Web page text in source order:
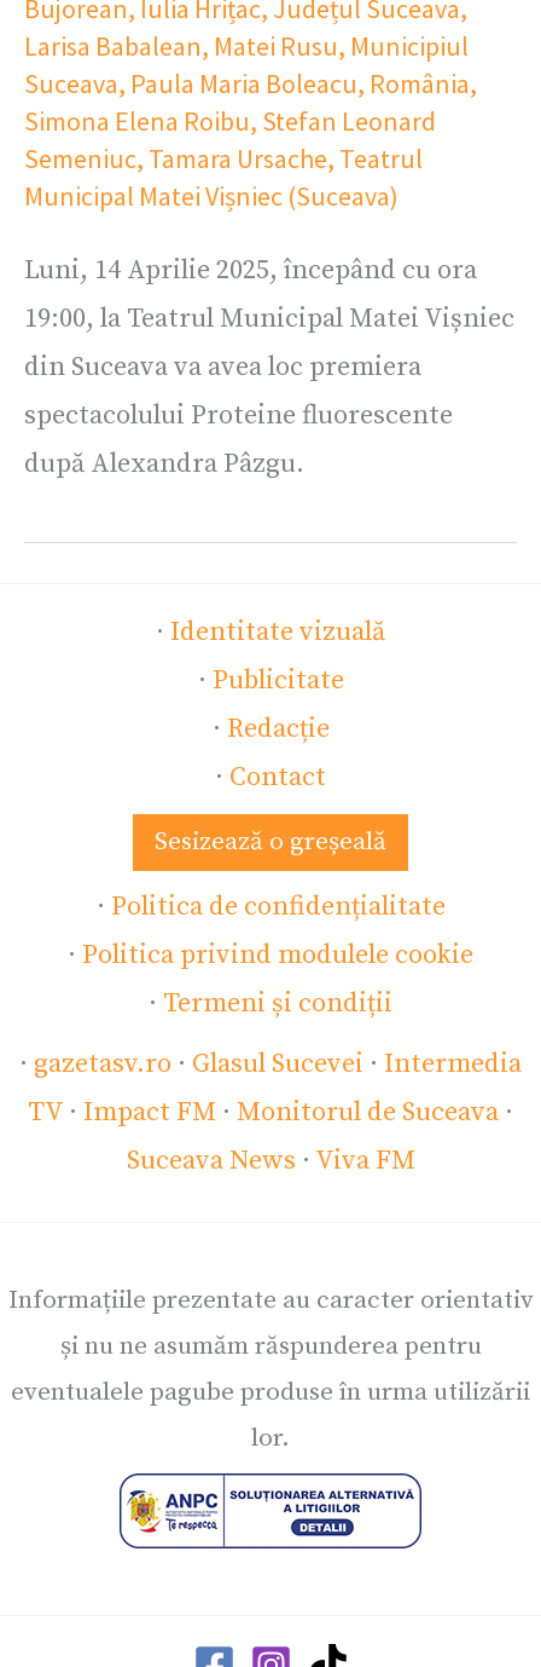
Bujorean, Iulia Hrițac, Județul Suceava,
Larisa Babalean, Matei Rusu, Municipiul
Suceava, Paula Maria Boleacu, România,
Simona Elena Roibu, Stefan Leonard
Semeniuc, Tamara Ursache, Teatrul
Municipal Matei Vișniec (Suceava)
Luni, 14 Aprilie 2025, începând cu ora
19:00, la Teatrul Municipal Matei Vișniec
din Suceava va avea loc premiera
spectacolului Proteine fluorescente
după Alexandra Pâzgu.
· Identitate vizuală
· Publicitate
· Redacție
· Contact
Sesizează o greșeală
· Politica de confidențialitate
· Politica privind modulele cookie
· Termeni și condiții
· gazetasv.ro · Glasul Sucevei · Intermedia
TV · Impact FM · Monitorul de Suceava ·
Suceava News · Viva FM
Informațiile prezentate au caracter orientativ
și nu ne asumăm răspunderea pentru
eventualele pagube produse în urma utilizării
lor.